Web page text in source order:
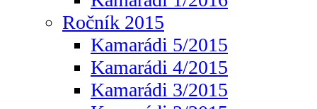
Ročník 2015
Kamarádi 5/2015
Kamarádi 4/2015
Kamarádi 3/2015